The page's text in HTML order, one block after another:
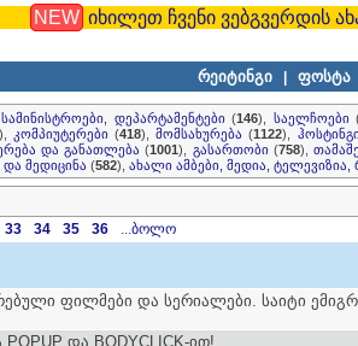
NEW იხილეთ ჩვენი ვებგვერდის
რეიტინგი
ფოსტა
დეპარტამენტები(146), საელჩოები
კომპიუტერები(418),მომსახურება (1122),
და განათლება (1001), გასართობი(758),
მედიცინა (582), ახალი ამბები, მედია,
33 34 35 36 ...ბოლო
ფილმები და სერიალები. საიტი
და BODYCLICK-ით!